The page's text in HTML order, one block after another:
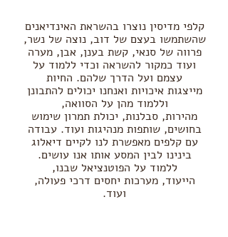
קלפי מדיסין נוצרו בהשראת האינדיאנים
שהשתמשו בעצם של דוב,נוצה של נשר,
פרווה של סנאי, קשת בענן, אבן, מערה
ועוד כמקור להשראה וכדי ללמוד על
עצמם ועל הדרך שלהם. החיות
מייצגות איכויות ואנחנו יכולים להתבונן
וללמוד מהן על הסוואה,
מהירות, סבלנות, יכולת תמרון שימוש
בחושים, שותפות מנהיגות ועוד.עבודה
עם קלפים מאפשרת לנו לקיים דיאלוג
בינינו לבין המסע אותו אנו עושים.
ללמוד על הפוטנציאל שבנו,
הייעוד,מערכות יחסים דרכי פעולה,
ועוד.